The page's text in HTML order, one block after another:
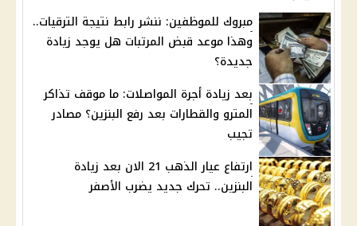
مبروك للموظفين: ننشر رابط نتيجة الترقيات..
وهذا موعد قبض المرتبات هل يوجد زيادة
جديدة؟
بعد زيادة أجرة المواصلات: ما موقف تذاكر
المترو والقطارات بعد رفع البنزين؟ مصادر
تجيب
ارتفاع عيار الذهب 21 الان بعد زيادة
البنزين.. تحرك جديد يضرب الأصفر